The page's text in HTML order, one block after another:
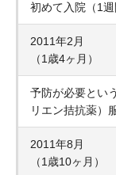
初めて入院（1週
2011年2月
（1歳4ヶ月）
予防が必要とい
リエン拮抗薬）
2011年8月
（1歳10ヶ月）